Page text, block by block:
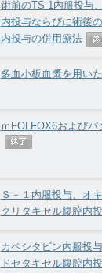
術前のTS-1内服投与
内投与ならびに術後
内投与の併用療法
多血小板血漿を用い
ｍFOLFOX6および
Ｓ－１内服投与、オ
クリタキセル腹腔内
カペシタビン内服投
ドセタキセル腹腔内